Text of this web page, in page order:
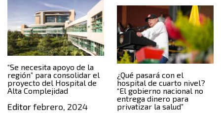
“Se necesita apoyo de la
región” para consolidar el
proyecto del Hospital de
Alta Complejidad
Editorfebrero, 2024
¿Qué pasará con el
hospital de cuarto nivel?
“El gobierno nacional no
entrega dinero para
privatizar la salud”